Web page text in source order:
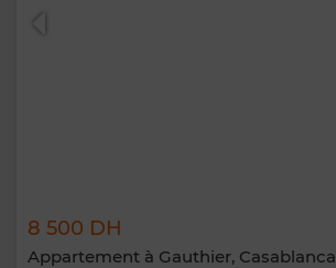
8 500 DH
Appartement à Gauthier, Casablanca